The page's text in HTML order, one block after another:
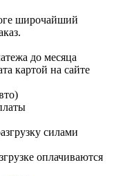
широчайший
до месяца
картой на сайте
силами
оплачиваются